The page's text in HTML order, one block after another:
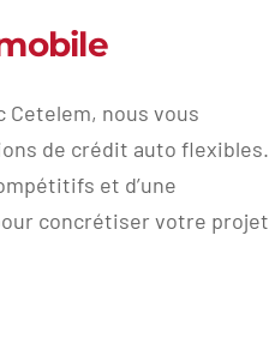
Cetelem, nous vous
de crédit auto flexibles.
et d’une
concrétiser votre projet